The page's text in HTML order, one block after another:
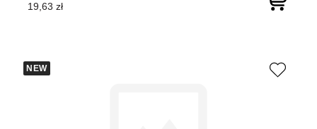
19,63 zł
NEW